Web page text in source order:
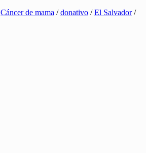
Cáncer de mama /donativo /El Salvador/